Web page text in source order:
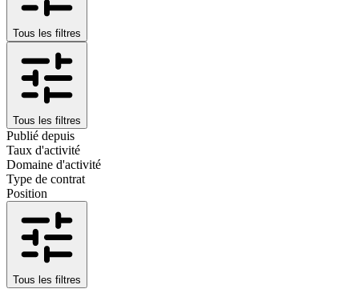
Tous les filtres
Tous les filtres
Publié depuis
Taux d'activité
Domaine d'activité
Type de contrat
Position
Tous les filtres